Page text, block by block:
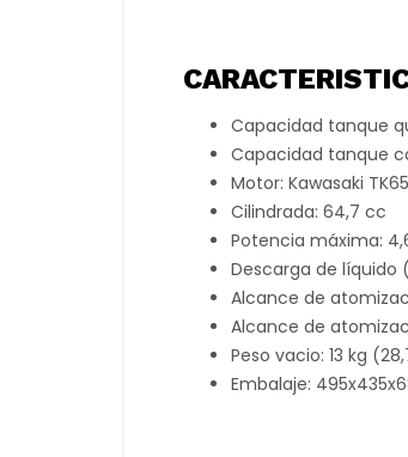
Capacidad tanque
Capacidad tanque
Motor: Kawasaki
Cilindrada: 64,7 cc
Potencia máxima:
Descarga de
Alcance de
Alcance de
Peso vacio: 13 kg
Embalaje: